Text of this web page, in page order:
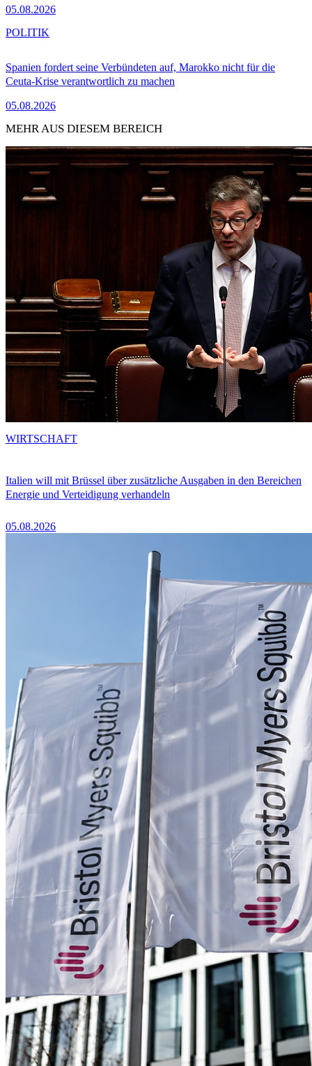
05.08.2026
Spanien fordert seine Verbündeten auf, Marokko nicht für die
Ceuta-Krise verantwortlich zu machen
05.08.2026
POLITIK
MEHR AUS DIESEM BEREICH
Italien will mit Brüssel über zusätzliche Ausgaben in den Bereichen
Energie und Verteidigung verhandeln
05.08.2026
WIRTSCHAFT